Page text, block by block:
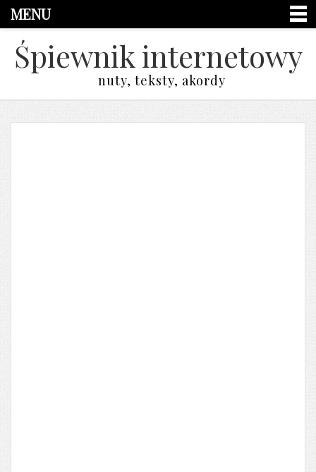
MENU
Śpiewnik internetowy
nuty, teksty, akordy